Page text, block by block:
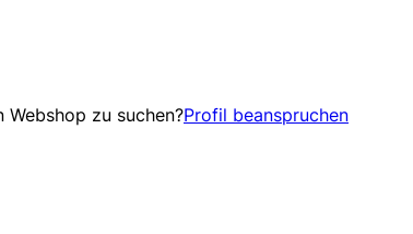
Webshop zu suchen?Profil beanspruchen